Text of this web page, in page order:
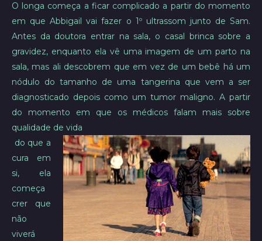
O longa começa a ficar complicado a partir do momento
em que Abbigail vai fazer o 1º ultrassom junto de Sam.
Antes da doutora entrar na sala, o casal brinca sobre a
gravidez, enquanto ela vê uma imagem de um parto na
sala, mas ali descobrem que em vez de um bebê há um
nódulo do tamanho de uma tangerina que vem a ser
diagnosticado depois como um tumor maligno. A partir
do momento em que os médicos falam mais sobre
qualidade de vida
do que a
cura em
si, ela
começa
crer que
não
viverá